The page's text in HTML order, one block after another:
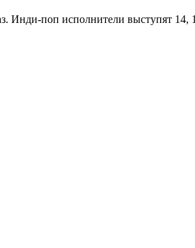
поп исполнители выступят 14,